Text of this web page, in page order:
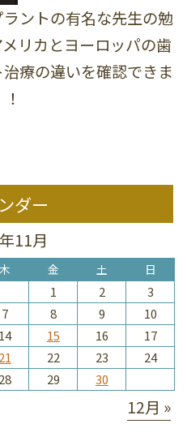
ントの有名な先生の勉
リカとヨーロッパの歯
療の違いを確認できま
ダー
11月
木 金 土 日
1 2
3
7 8 9
10
14 15 16
17
21 22 23
24
28 29 30
12月 »